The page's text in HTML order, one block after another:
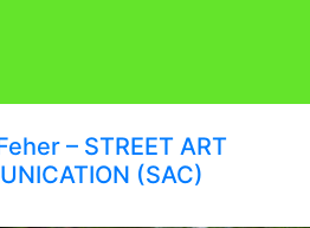
– STREET ART
(SAC)